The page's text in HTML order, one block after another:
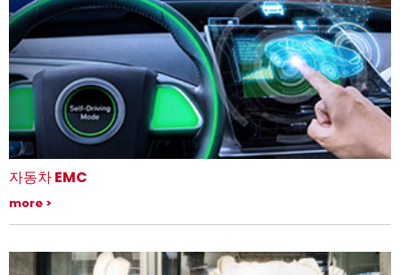
자동차 EMC
자동차 산업에서 EMC 테스트의 역할
more